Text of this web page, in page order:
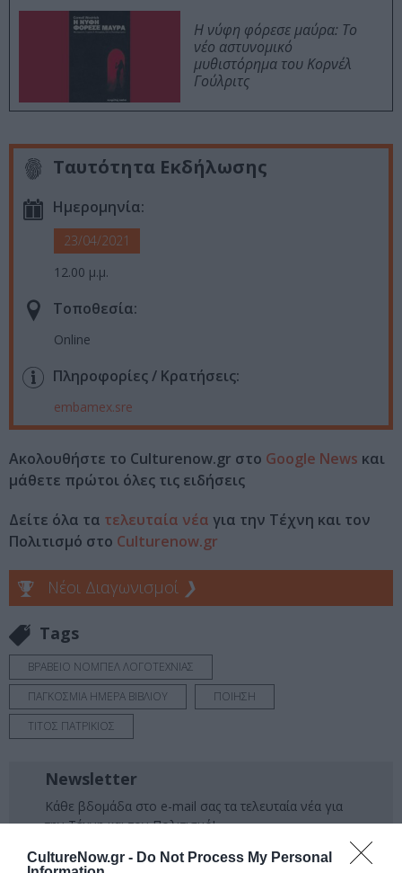
CultureNow.gr - Do Not Process My Personal
Η νύφη φόρεσε μαύρα: Το
νέο αστυνομικό
μυθιστόρημα του Κορνέλ
Γούλριτς
Ταυτότητα Εκδήλωσης
Ημερομηνία:
23/04/2021
12.00 μ.μ.
Τοποθεσία:
Online
Πληροφορίες / Κρατήσεις:
embamex.sre
Ακολουθήστε το Culturenow.gr στο Google News και
μάθετε πρώτοι όλες τις ειδήσεις
Δείτε όλα τα τελευταία νέα για την Τέχνη και τον
Πολιτισμό στο Culturenow.gr
Νέοι Διαγωνισμοί ❯
Tags
ΒΡΑΒΕΙΟ ΝΟΜΠΕΛ ΛΟΓΟΤΕΧΝΙΑΣ
ΠΑΓΚΟΣΜΙΑ ΗΜΕΡΑ ΒΙΒΛΙΟΥ
ΠΟΙΗΣΗ
ΤΙΤΟΣ ΠΑΤΡΙΚΙΟΣ
Newsletter
Κάθε βδομάδα στο e-mail σας τα τελευταία νέα για
την Τέχνη και τον Πολιτισμό!